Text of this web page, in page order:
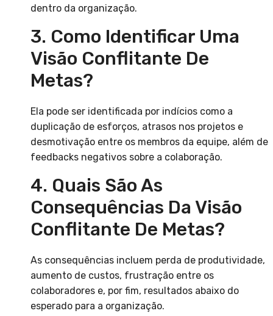
dentro da organização.
3. Como Identificar Uma
Visão Conflitante De
Metas?
Ela pode ser identificada por indícios como a
duplicação de esforços, atrasos nos projetos e
desmotivação entre os membros da equipe, além de
feedbacks negativos sobre a colaboração.
4. Quais São As
Consequências Da Visão
Conflitante De Metas?
As consequências incluem perda de produtividade,
aumento de custos, frustração entre os
colaboradores e, por fim, resultados abaixo do
esperado para a organização.